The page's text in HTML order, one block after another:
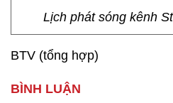
Lịch phát sóng kênh
BTV (tổng hợp)